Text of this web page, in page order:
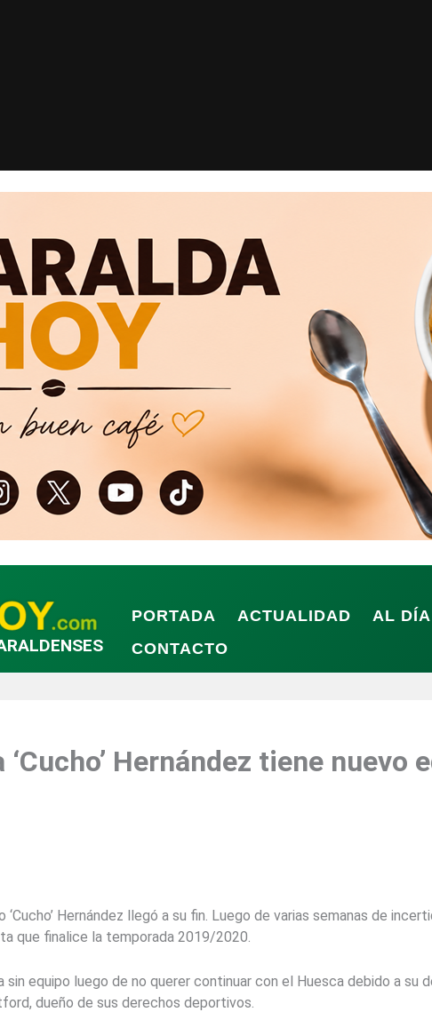
PORTADA ACTUALIDAD AL DÍA
CONTACTO
Hernández tiene nuevo
‘Cucho’ Hernández llegó a su fin. Luego de varias semanas de
que finalice la temporada 2019/2020.
equipo luego de no querer continuar con el Huesca debido a su
dueño de sus derechos deportivos.